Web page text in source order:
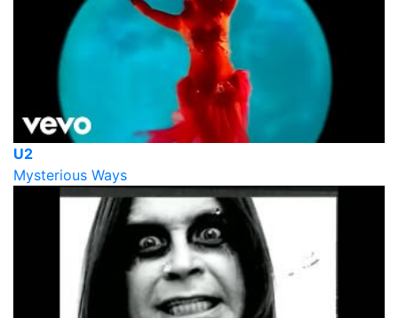
U2
Mysterious Ways